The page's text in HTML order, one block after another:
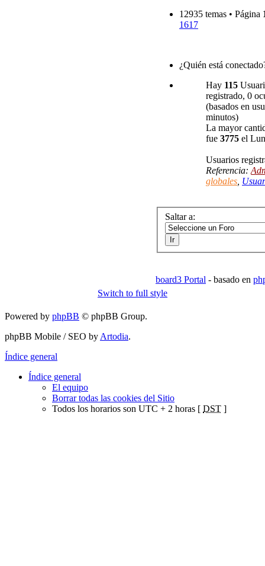
12935 temas • Página
1617
¿Quién está
Hay 115
registrado, 0
(basados en
minutos)
La mayor
fue 3775 el
Usuarios
Referencia:
globales,
Saltar a:
board3 Portal - basado en
Switch to full style
Powered by phpBB © phpBB Group.
phpBB Mobile / SEO by Artodia.
Índice general
Índice general
El equipo
Borrar todas las cookies del Sitio
Todos los horarios son UTC + 2 horas [ DST ]